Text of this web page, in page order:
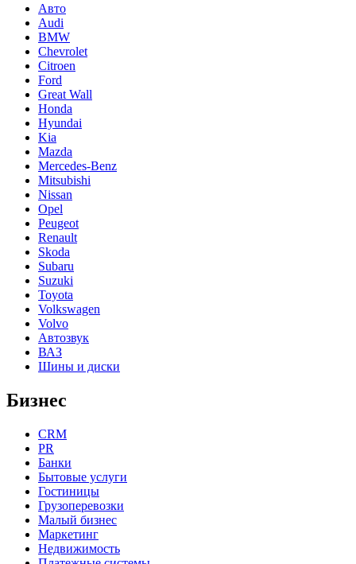
Авто
Audi
BMW
Chevrolet
Citroen
Ford
Great Wall
Honda
Hyundai
Kia
Mazda
Mercedes-Benz
Mitsubishi
Nissan
Opel
Peugeot
Renault
Skoda
Subaru
Suzuki
Toyota
Volkswagen
Volvo
Автозвук
ВАЗ
Шины и диски
Бизнес
CRM
PR
Банки
Бытовые услуги
Гостиницы
Грузоперевозки
Малый бизнес
Маркетинг
Недвижимость